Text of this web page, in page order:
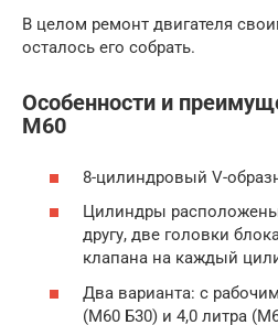
В целом ремонт двигателя
осталось его собрать.
Особенности и
M60
8-цилиндровый V-
Цилиндры расположены
другу, две головки
клапана на каждый
Два варианта: с
(M60 Б30) и 4,0 литра